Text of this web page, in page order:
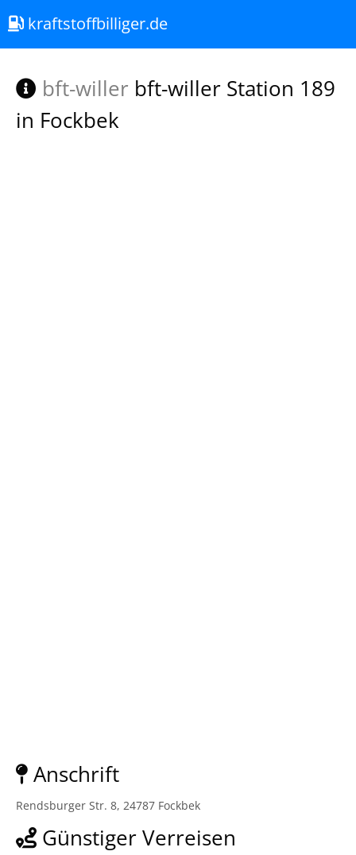
kraftstoffbilliger.de
bft-willer bft-willer Station 189
in Fockbek
Anschrift
Rendsburger Str. 8, 24787 Fockbek
Günstiger Verreisen